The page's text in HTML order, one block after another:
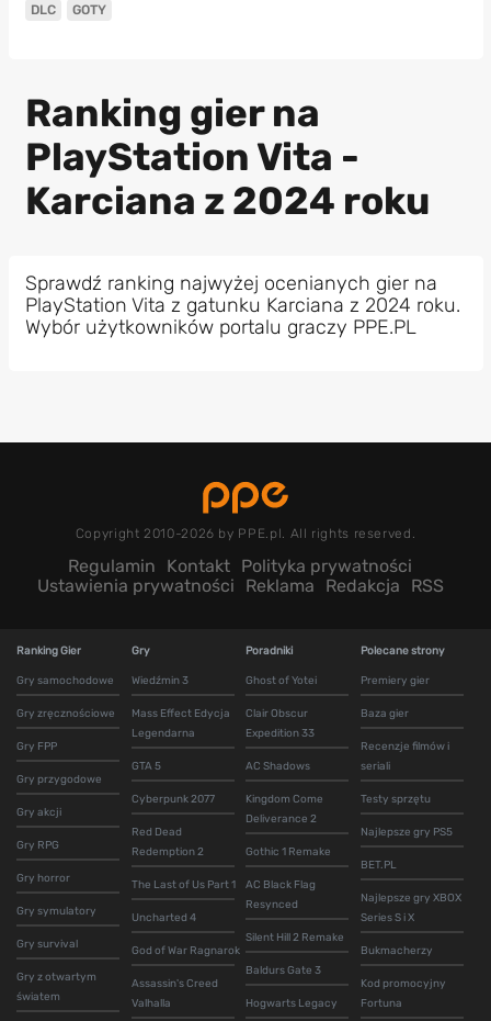
DLC GOTY
Ranking gier na
PlayStation Vita -
Karciana z 2024 roku
Sprawdź ranking najwyżej ocenianych gier na
PlayStation Vita z gatunku Karciana z 2024 roku.
Wybór użytkowników portalu graczy PPE.PL
Copyright 2010-2026 by PPE.pl. All rights reserved.
Regulamin Kontakt Polityka prywatności
Ustawienia prywatności
Reklama Redakcja RSS
Ranking Gier
Gry samochodowe
Gry zręcznościowe
Gry FPP
Gry przygodowe
Gry akcji
Gry RPG
Gry horror
Gry symulatory
Gry survival
Gry z otwartym
światem
Gry
Wiedźmin 3
Mass Effect Edycja
Legendarna
GTA 5
Cyberpunk 2077
Red Dead
Redemption 2
The Last of Us Part 1
Uncharted 4
God of War Ragnarok
Assassin's Creed
Valhalla
Poradniki
Ghost of Yotei
Clair Obscur
Expedition 33
AC Shadows
Kingdom Come
Deliverance 2
Gothic 1 Remake
AC Black Flag
Resynced
Silent Hill 2 Remake
Baldurs Gate 3
Hogwarts Legacy
Polecane strony
Premiery gier
Baza gier
Recenzje filmów i
seriali
Testy sprzętu
Najlepsze gry PS5
BET.PL
Najlepsze gry XBOX
Series S i X
Bukmacherzy
Kod promocyjny
Fortuna